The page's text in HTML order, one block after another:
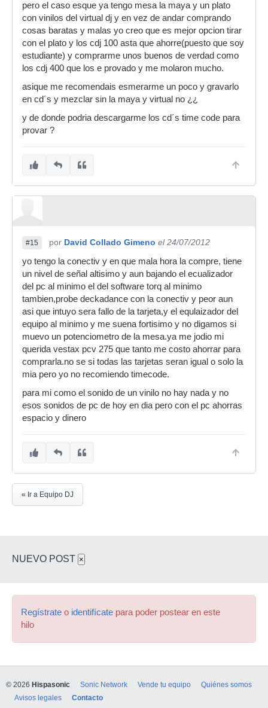
pero el caso esque ya tengo mesa la maya y un plato
con vinilos del virtual dj y en vez de andar comprando
cosas baratas y malas yo creo que es mejor opcion tirar
con el plato y los cdj 100 asta que ahorre(puesto que soy
estudiante) y comprarme unos buenos de verdad como
los cdj 400 que los e provado y me molaron mucho.
asique me recomendais esmerarme un poco y gravarlo
en cd´s y mezclar sin la maya y virtual no ¿¿
y de donde podria descargarme los cd´s time code para
provar ?
#15 por David Collado Gimeno el 24/07/2012
yo tengo la conectiv y en que mala hora la compre, tiene
un nivel de señal altisimo y aun bajando el ecualizador
del pc al minimo el del software torq al minimo
tambien,probe deckadance con la conectiv y peor aun
asi que intuyo sera fallo de la tarjeta,y el equlaizador del
equipo al minimo y me suena fortisimo y no digamos si
muevo un potenciometro de la mesa.ya me jodio mi
querida vestax pcv 275 que tanto me costo ahorrar para
comprarla.no se si todas las tarjetas seran igual o solo la
mia pero yo no recomiendo timecode.
para mi como el sonido de un vinilo no hay nada y no
esos sonidos de pc de hoy en dia pero con el pc ahorras
espacio y dinero
« Ir a Equipo DJ
NUEVO POST ×
Regístrate o identifícate para poder postear en este
hilo
© 2026 Hispasonic Sonic Network Vende tu equipo
Quiénes somos
Avisos legales
Contacto